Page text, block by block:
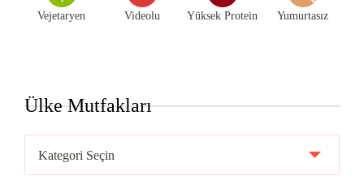
Vejetaryen Videolu Yüksek Protein Yumurtasız
Ülke Mutfakları
Mutfakları